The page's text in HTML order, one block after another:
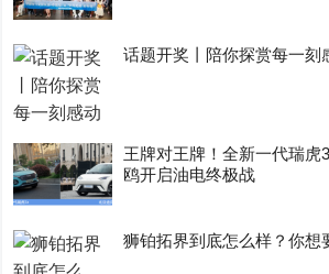
话题开奖丨陪你探赏每一刻
王牌对王牌！全新一代瑞虎
鸥开启油电终极战
狮铂拓界到底怎么样？你想